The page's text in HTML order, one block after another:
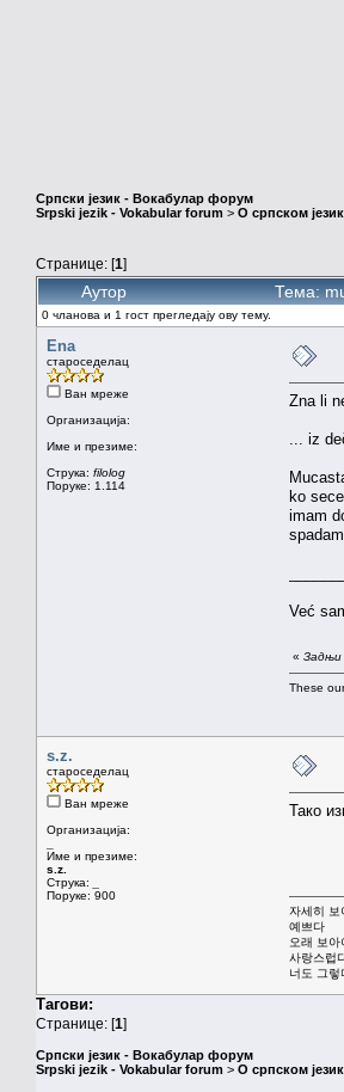
Српски језик - Вокабулар форум
Srpski jezik - Vokabular forum > О српском
Странице: [1]
Аутор Тема:
0 чланова и 1 гост прегледају ову тему.
Ena
староседелац
Ван мреже
Организација:
Име и презиме:
Струка: filolog
Поруке: 1.114
Zna li
... iz
ko
imam
Već
« Задњи
These
s.z.
староседелац
Ван мреже
Организација:
Име и презиме:
s.z.
Струка:
Поруке: 900
Тако
자세히 보
예쁘다
오래 보아
사랑스럽
너도 그렇
Тагови:
Странице: [1]
Српски језик - Вокабулар форум
Srpski jezik - Vokabular forum > О српском